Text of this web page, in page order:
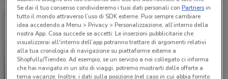
Se dai il tuo consenso condivideremo i tuoi dati personali conPartnersin
tutto il mondo attraverso l’uso di SDK esterne. Puoi sempre cambiare
idea accedendo a Menu > Privacy > Personalizzazione, all’interno della
nostra App. Cosa succede se accetti: Le inserzioni pubblicitarie che
visualizzerai all'interno dell’app potranno trattare di argomenti relativi
alla tua cronologia di navigazione su piattaforme esterne a
Shopfully/Tiendeo. Ad esempio, se un servizio a noi collegato ci informa
che hai navigato in un sito di viaggi, potremo mostrarti delle offerte a
tema vacanze. Inoltre, i dati sulla posizione (nel caso in cui abbia fornito